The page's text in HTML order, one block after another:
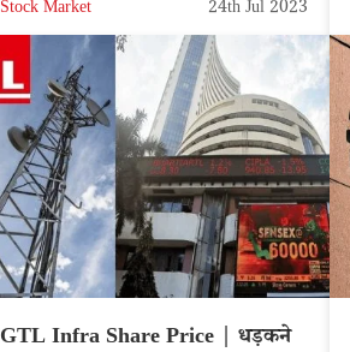
Stock Market 24th Jul 2023
GTL Infra Share Price | धड़कने